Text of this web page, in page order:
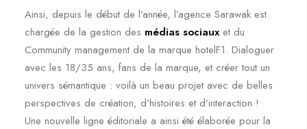
Ainsi, depuis le début de l’année, l’agence Sarawak est
chargée de la gestion des médias sociauxet du
Community management de la marque hotelF1. Dialoguer
avec les 18/35 ans, fans de la marque, et créer tout un
univers sémantique : voilà un beau projet avec de belles
perspectives de création, d’histoires et d’interaction !
Une nouvelle ligne éditoriale a ainsi été élaborée pour la